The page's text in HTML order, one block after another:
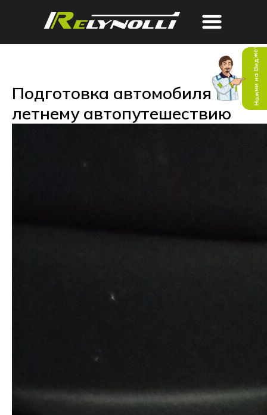
Нажми на Виджет
Подготовка автомобиля к
летнему автопутешествию